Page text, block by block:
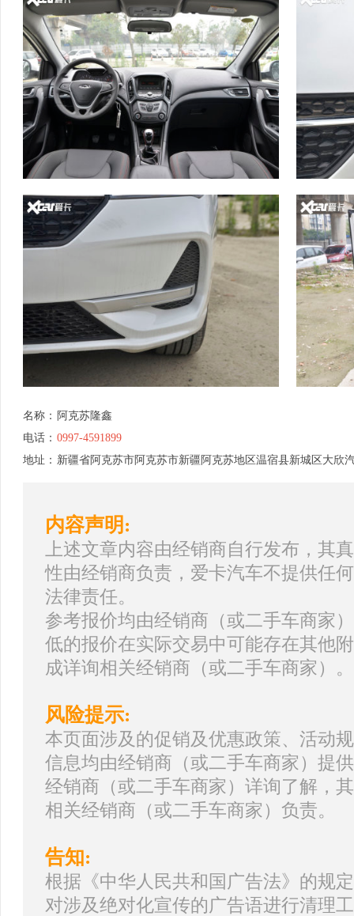
名称： 阿克苏隆鑫
电话： 0997-4591899
地址： 新疆省阿克苏市阿克苏市新疆阿克苏地区温宿县新城区大欣
内容声明:
上述文章内容由经销商自行发布，其
性由经销商负责，爱卡汽车不提供任
法律责任。
参考报价均由经销商（或二手车商家
低的报价在实际交易中可能存在其他
成详询相关经销商（或二手车商家）。
风险提示:
本页面涉及的促销及优惠政策、活动
信息均由经销商（或二手车商家）提
经销商（或二手车商家）详询了解，
相关经销商（或二手车商家）负责。
告知:
根据《中华人民共和国广告法》的规
对涉及绝对化宣传的广告语进行清理